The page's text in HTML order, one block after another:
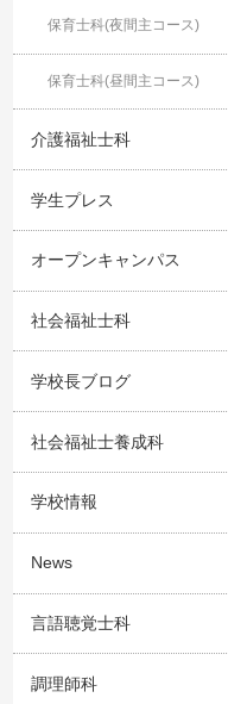
保育士科(夜間主コース)
保育士科(昼間主コース)
介護福祉士科
学生プレス
オープンキャンパス
社会福祉士科
学校長ブログ
社会福祉士養成科
学校情報
News
言語聴覚士科
調理師科